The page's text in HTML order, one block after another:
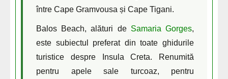
între Cape Gramvousa și Cape Tigani.
Balos Beach, alături de Samaria Gorges,
este subiectul preferat din toate ghidurile
turistice despre Insula Creta. Renumită
pentru apele sale turcoaz, pentru